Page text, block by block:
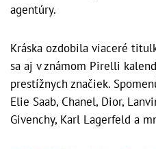
agentúry.
Kráska ozdobila viaceré
sa aj v známom Pirelli
prestížnych značiek.
Elie Saab, Chanel, Dior,
Givenchy, Karl Lagerfeld a